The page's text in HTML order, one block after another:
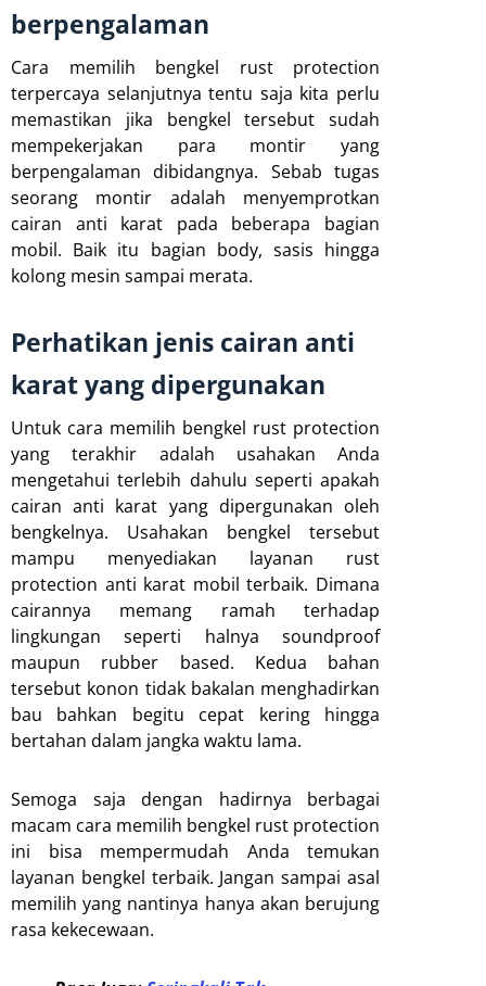
berpengalaman
Cara memilih bengkel rust protection
terpercaya selanjutnya tentu saja kita perlu
memastikan jika bengkel tersebut sudah
mempekerjakan para montir yang
berpengalaman dibidangnya. Sebab tugas
seorang montir adalah menyemprotkan
cairan anti karat pada beberapa bagian
mobil. Baik itu bagian body, sasis hingga
kolong mesin sampai merata.
Perhatikan jenis cairan anti
karat yang dipergunakan
Untuk cara memilih bengkel rust protection
yang terakhir adalah usahakan Anda
mengetahui terlebih dahulu seperti apakah
cairan anti karat yang dipergunakan oleh
bengkelnya. Usahakan bengkel tersebut
mampu menyediakan layanan rust
protection anti karat mobil terbaik. Dimana
cairannya memang ramah terhadap
lingkungan seperti halnya soundproof
maupun rubber based. Kedua bahan
tersebut konon tidak bakalan menghadirkan
bau bahkan begitu cepat kering hingga
bertahan dalam jangka waktu lama.
Semoga saja dengan hadirnya berbagai
macam cara memilih bengkel rust protection
ini bisa mempermudah Anda temukan
layanan bengkel terbaik. Jangan sampai asal
memilih yang nantinya hanya akan berujung
rasa kekecewaan.